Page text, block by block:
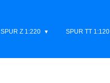
SPUR Z 1:220 SPUR TT 1:120